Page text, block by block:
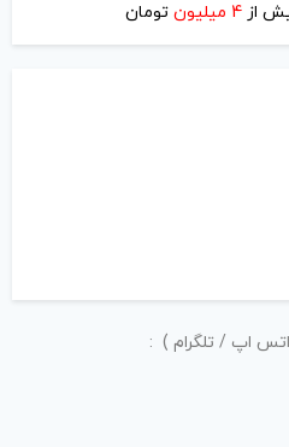
مرورگر برای زمانی که دوباره
برعرف و شئونات جامعه و با
تمسخرو توهین باشد.
و ارایه‌ی اطلاعات شخصی
و آی‌دی شبکه‌های اجتماعی
از 4 میلیون تومان
اپ / تلگرام ) :